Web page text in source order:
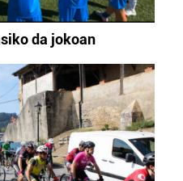
da jokoan